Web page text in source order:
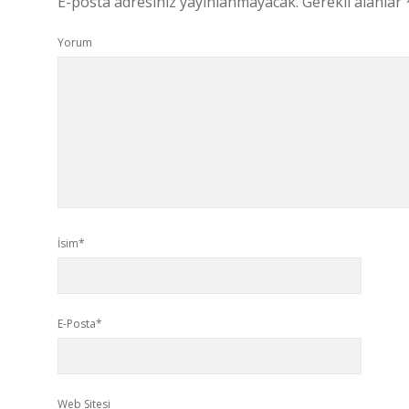
Yorum
İsim*
E-Posta*
Web Sitesi